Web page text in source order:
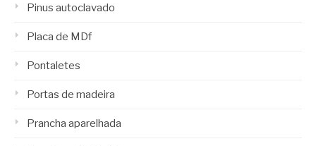
Pinus autoclavado
Placa de MDf
Pontaletes
Portas de madeira
Prancha aparelhada